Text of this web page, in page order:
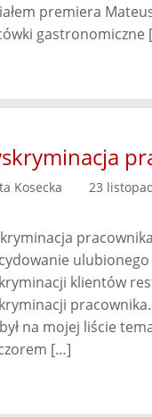
premiera
gastronomiczne
Kosecka 23
klientów
na mojej liście
[…]